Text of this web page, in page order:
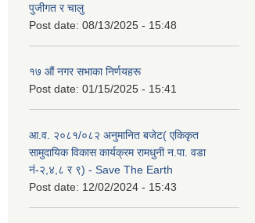
पुजीगत र चालु
Post date: 08/13/2025 - 15:48
१७ औं नगर सभाका निर्णयहरू
Post date: 01/15/2025 - 15:41
आ.व. २०८१/०८२ अनुमानित बजेट( एकिकृत
सामुदायिक विकास कार्यक्रम रामधुनी न.पा. वडा
नं-२,४,८ र ९) - Save The Earth
Post date: 12/02/2024 - 15:43